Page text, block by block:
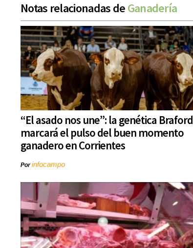
Notas relacionadas deGanadería
“El asado nos une”: la genética Braford
marcará el pulso del buen momento
ganadero en Corrientes
Porinfocampo